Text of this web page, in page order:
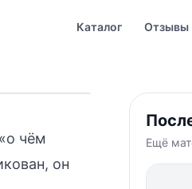
Каталог Отзывы
чём
он
Ещё